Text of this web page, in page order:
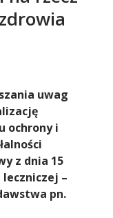
uwag
ochrony i
z dnia 15
leczniczej –
pn.